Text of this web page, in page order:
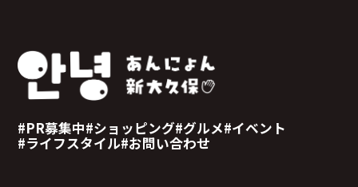
#PR募集中#ショッピング#グルメ#イベント
#ライフスタイル#お問い合わせ